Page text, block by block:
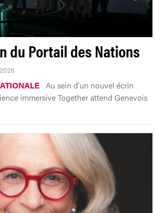
du Portail des Nations
Au sein d’un nouvel écrin
immersive Together attend Genevois